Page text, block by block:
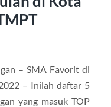
– SMA Favorit di
– Inilah daftar 5
yang masuk TOP